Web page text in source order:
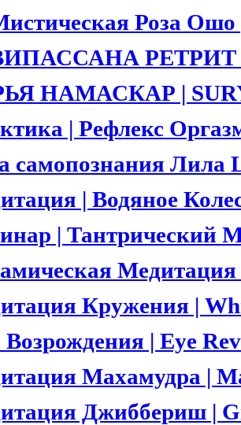
Роза Ошо
РЕТРИТ |
НАМАСКАР |
| Рефлекс
самопознания Лила
| Водяное
| Тантрический
Кружения |
| Eye
Махамудра |
Джиббериш |